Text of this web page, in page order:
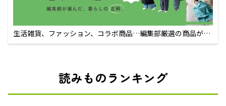
生活雑貨、ファッション、コラボ商品…編集部厳選の商品が買
えるECサイト
読みものランキング